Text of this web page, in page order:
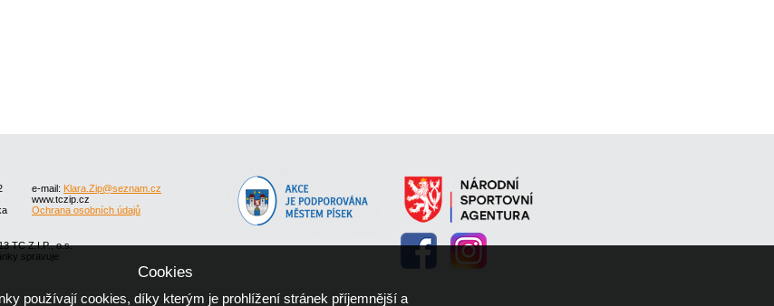
e-mail: Klara.Zip@seznam.cz
www.tczip.cz
Ochrana osobních údajů
TC Z.I.P., o.s.
spravuje
Cookies
používají cookies, díky kterým je prohlížení stránek příjemnější a